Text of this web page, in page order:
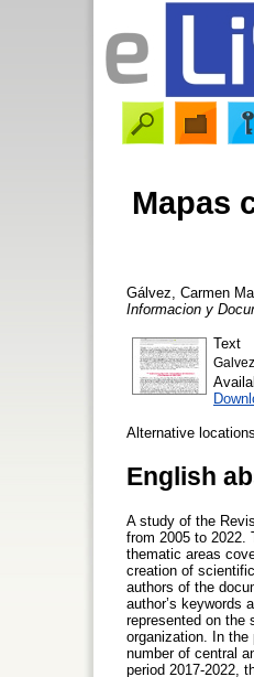
Mapas
Gálvez, Carmen
Informacion y
Text
Alternative
English
A study of the
from 2005 to 2022.
thematic areas
creation of
authors of the
author’s keywords
represented on the
organization. In the
number of central
period 2017-2022,